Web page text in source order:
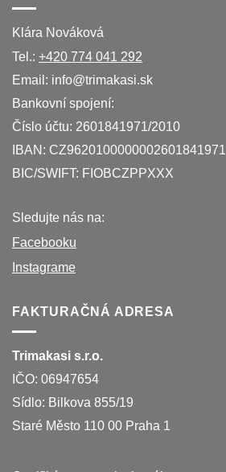
Klára Nováková
Tel.: +420 774 041 292
Email: info@trimakasi.sk
Bankovní spojení:
Číslo účtu: 260​1841971​/​2010
IBAN: CZ9620100000002601841971
BIC/SWIFT: FIOBCZPPXXX
Sledujte nás na:
Facebooku
Instagrame
FAKTURAČNÁ ADRESA
Trimakasi s.r.o.
IČO: 069​476​54
Sídlo: Bilkova 855/19
Staré Město 110 00 Praha 1